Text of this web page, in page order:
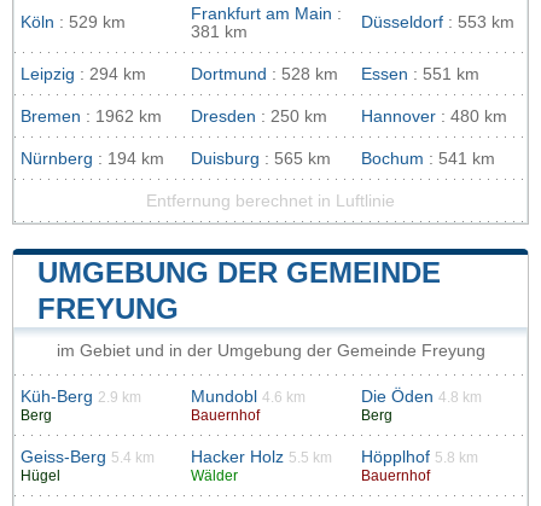
Köln : 529 km Frankfurt am Main :
381 km
Düsseldorf : 553 km
Leipzig : 294 km Dortmund : 528 km Essen : 551 km
Bremen : 1962 km Dresden : 250 km Hannover : 480 km
Nürnberg : 194 km Duisburg : 565 km Bochum : 541 km
Entfernung berechnet in Luftlinie
UMGEBUNG DER GEMEINDE
FREYUNG
im Gebiet und in der Umgebung der Gemeinde Freyung
Küh-Berg 2.9 km
Berg
Mundobl 4.6 km
Bauernhof
Die Öden 4.8 km
Berg
Geiss-Berg 5.4 km
Hügel
Hacker Holz 5.5 km
Wälder
Höpplhof 5.8 km
Bauernhof